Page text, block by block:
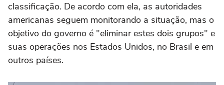
classificação. De acordo com ela, as autoridades
americanas seguem monitorando a situação, mas o
objetivo do governo é "eliminar estes dois grupos" e
suas operações nos Estados Unidos, no Brasil e em
outros países.